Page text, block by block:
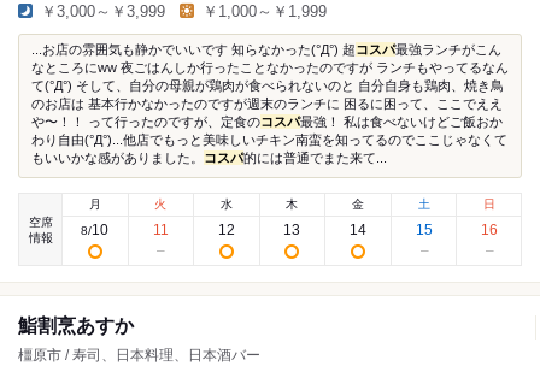
￥3,000～￥3,999 ￥1,000～￥1,999
...お店の雰囲気も静かでいいです ⁡知らなかった(°Д°) 超コスパ最強ランチがこん
なところにww 夜ごはんしか行ったことなかったのですが ランチもやってるなん
て(°Д°) そして、自分の母親が鶏肉が食べられないのと 自分自身も鶏肉、焼き鳥
のお店は 基本行かなかったのですが週末のランチに 困るに困って、ここでええ
や〜！！ って行ったのですが、定食のコスパ最強！ 私は食べないけどご飯おか
わり自由(°Д°)...他店でもっと美味しいチキン南蛮を知ってるのでここじゃなくて
もいいかな感がありました。 コスパ的には普通でまた来て...
空席
情報
月
8/10
火
11
水
12
木
13
金
14
土
15
日
16
鮨割烹あすか
橿原市 / 寿司、日本料理、日本酒バー